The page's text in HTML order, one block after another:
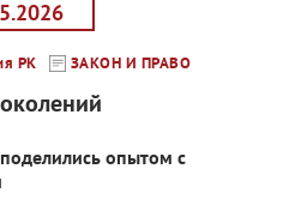
РК ЗАКОН И ПРАВО
опытом с